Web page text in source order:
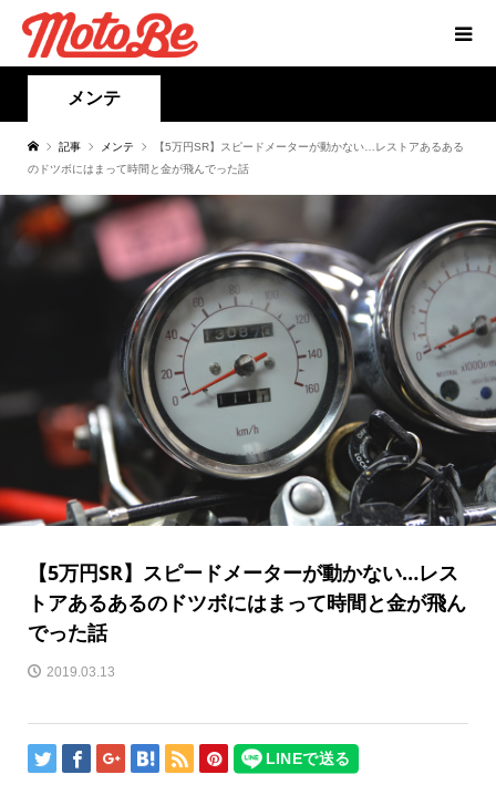
メンテ
記事 メンテ
【5万円SR】スピードメーターが動かない…レストアあるある
のドツボにはまって時間と金が飛んでった話
【5万円SR】スピードメーターが動かない…レス
トアあるあるのドツボにはまって時間と金が飛ん
でった話
2019.03.13